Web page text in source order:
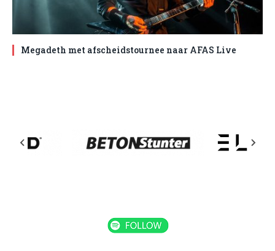
Megadeth met afscheidstournee naar AFAS Live